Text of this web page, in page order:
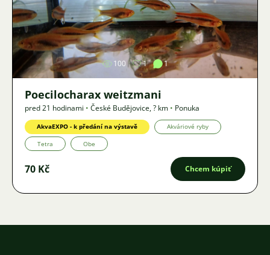
Obrázok
100 1 1
Poecilocharax weitzmani
pred 21 hodinami • České Budějovice,? km • Ponuka
AkvaEXPO - k předání na výstavě Akváriové ryby
Tetra Obe
70 Kč Chcem kúpiť